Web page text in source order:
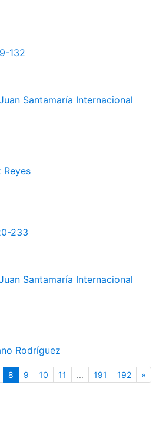
132
Santamaría Internacional
Reyes
233
Santamaría Internacional
Rodríguez
8 (actual)
9 10 11 ... 191 192 »